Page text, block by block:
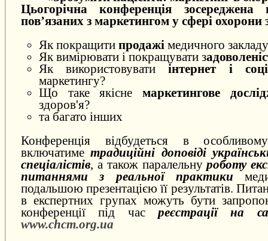
Цьогорічна конференція зосереджена
пов’язаних з маркетингом у сфері охорони
Як покращити продажі медичного
Як вимірювати і покращувати з
Як використовуватиінтернет і
маркетингу?
Що таке якісне маркетингове
здоров'я?
та багато інших
Конференція відбудеться в
включатиметрадиційні доповіді
спеціалістів, а також паралельнуроботу
питаннями з реальної практики
подальшою презентацією її результатів.
в експертних групах можуть бути
конференції під час реєстрації на
www.chcm.org.ua